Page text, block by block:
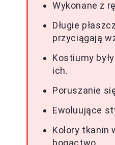
Wykonane z
Długie
przyciągają
Kostiumy
ich.
Poruszanie
Ewoluujące
Kolory tkanin
bogactwo.